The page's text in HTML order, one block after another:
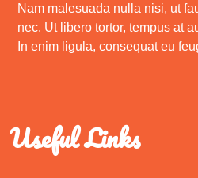
Nam malesuada nulla nisi, ut
nec. Ut libero tortor, tempus at
In enim ligula, consequat eu
Useful Links